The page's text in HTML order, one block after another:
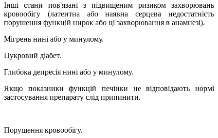
Інші стани пов'язані з підвищеним ризиком захворювань
кровообігу (латентна або наявна серцева недостатність
порушення функцій нирок або ці захворювання в анамнезі).
Мігрень нині або у минулому.
Цукровий діабет.
Глибока депресія нині або у минулому.
Якщо показники функцій печінки не відповідають нормі
застосування препарату слід припинити.
Порушення кровообігу.